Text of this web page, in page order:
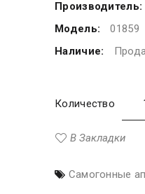
Производитель:
Модель:
01859
Наличие:
Количество
В Закладки
Самогонные